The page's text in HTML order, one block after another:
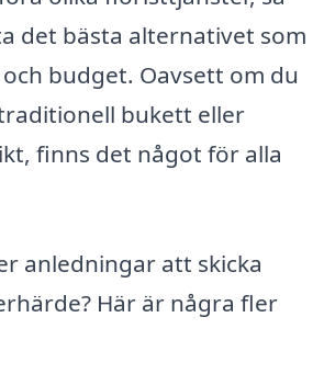
det bästa alternativet som
budget. Oavsett om du
bukett eller
finns det något för alla
anledningar att skicka
Här är några fler